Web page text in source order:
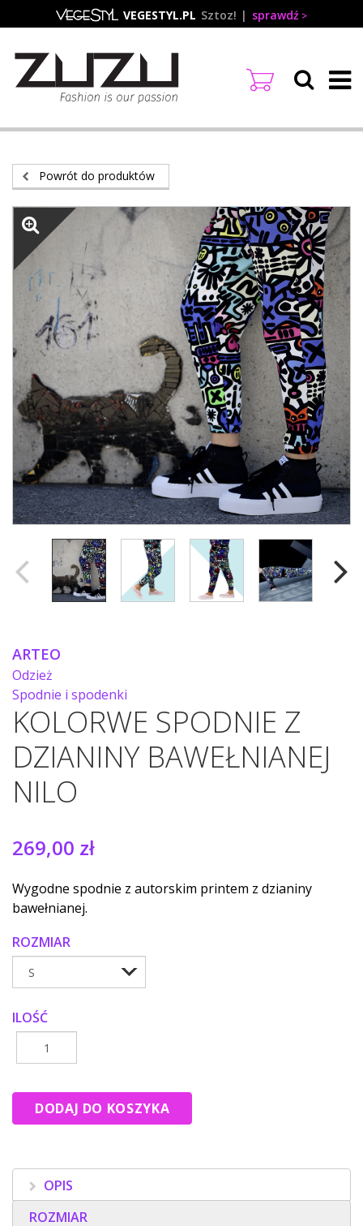
do
treści
VEGESTYL.PL Sztoz! sprawdź
Powrót do produktów
ARTEO
Odzież
Spodnie i spodenki
KOLORWE SPODNIE Z
DZIANINY BAWEŁNIANEJ
NILO
269,00 zł
Wygodne spodnie z autorskim printem z dzianiny
bawełnianej.
ROZMIAR
ILOŚĆ
OPIS
ROZMIAR